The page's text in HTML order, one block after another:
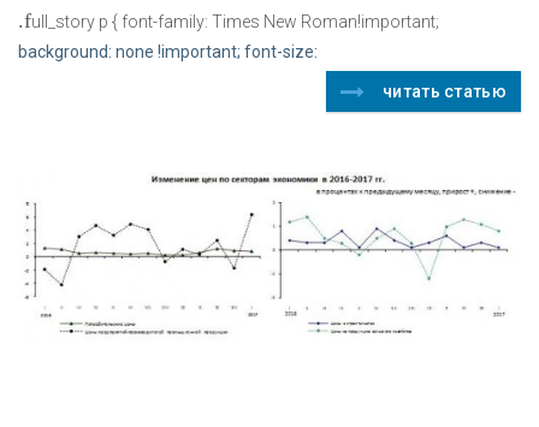
.full_story p { font-family: Times New Roman!important;
background: none !important; font-size:
читать статью